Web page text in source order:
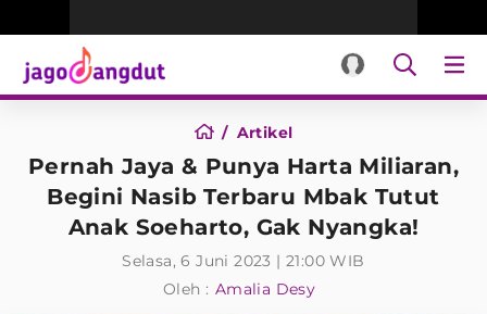
Artikel
Pernah Jaya & Punya Harta Miliaran,
Begini Nasib Terbaru Mbak Tutut
Anak Soeharto, Gak Nyangka!
Selasa, 6 Juni 2023 | 21:00 WIB
Oleh : Amalia Desy